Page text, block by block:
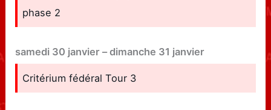
phase 2
samedi 30 janvier –dimanche 31 janvier
Critérium fédéral Tour 3